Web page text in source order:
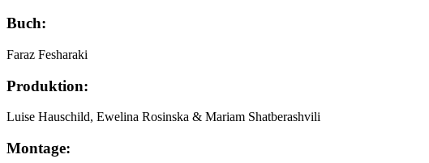
Buch:
Faraz Fesharaki
Produktion:
Luise Hauschild, Ewelina Rosinska & Mariam Shatberashvili
Montage: